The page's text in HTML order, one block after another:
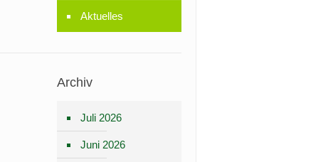
Aktuelles
Archiv
Juli 2026
Juni 2026